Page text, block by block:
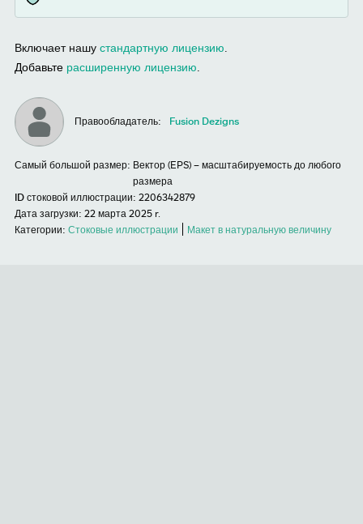
Включает нашу стандартную лицензию.
Добавьте расширенную лицензию.
Правообладатель: Fusion Dezigns
Самый большой размер: Вектор (EPS) – масштабируемость до любого
размера
ID стоковой иллюстрации: 2206342879
Дата загрузки: 22 марта 2025 r.
Категории: Стоковые иллюстрации Макет в натуральную величину